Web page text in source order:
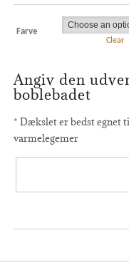
Farve
Clear
Angiv den
boblebadet
* Dækslet er bedst egnet
varmelegemer